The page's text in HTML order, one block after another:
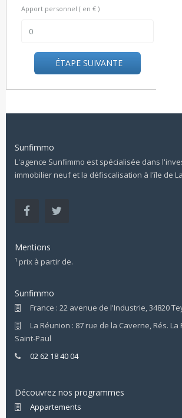
Apport personnel ( en € )
ÉTAPE SUIVANTE
Sunfimmo
L'agence Sunfimmo est spécialisée dans
immobilier neuf et la défiscalisation à l'île de
Mentions
¹ prix à partir de.
Sunfimmo
France : 22 avenue de l'Industrie, 34820
La Réunion : 87 rue de la Caverne, Rés. La
Saint-Paul
02 62 18 40 04
Découvrez nos programmes
Appartements